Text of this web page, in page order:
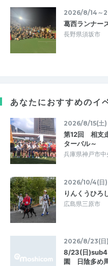
2026/8/14～
葛西ランナー
長野県須坂市
あなたにおすすめのイ
2026/8/15(土)
第12回 相支
ターバル～
兵庫県神戸市中
2026/10/4(日)
りんくうひろ
広島県三原市
2026/8/23(日)
8/23(日
園 日陰多め